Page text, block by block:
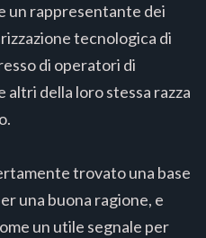
un rappresentante dei
tecnologica di
di operatori di
altri della loro stessa razza
trovato una base
una buona ragione, e
un utile segnale per